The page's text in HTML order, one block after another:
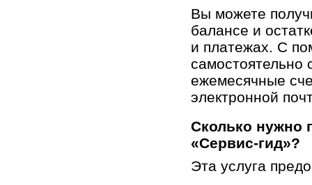
Вы можете
балансе и
и платежах. С
самостоятельно
ежемесячные
электронной
Сколько нужно
«Сервис-гид»?
Эта услуга